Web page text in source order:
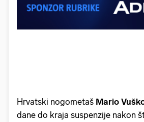
Hrvatski nogometaš Mario
dane do kraja suspenzije nakon